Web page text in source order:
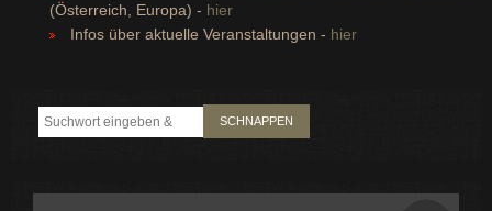
(Österreich, Europa) - hier
Infos über aktuelle Veranstaltungen - hier
SCHNAPPEN